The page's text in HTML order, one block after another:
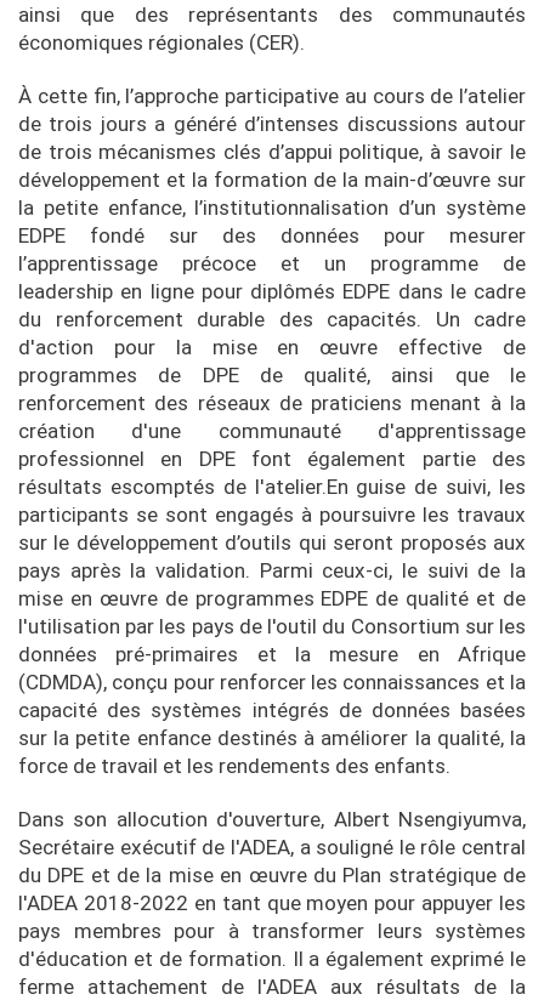
ainsi que des représentants des communautés
économiques régionales (CER).
À cette fin, l’approche participative au cours de l’atelier
de trois jours a généré d’intenses discussions autour
de trois mécanismes clés d’appui politique, à savoir le
développement et la formation de la main-d’œuvre sur
la petite enfance, l’institutionnalisation d’un système
EDPE fondé sur des données pour mesurer
l’apprentissage précoce et un programme de
leadership en ligne pour diplômés EDPE dans le cadre
du renforcement durable des capacités. Un cadre
d'action pour la mise en œuvre effective de
programmes de DPE de qualité, ainsi que le
renforcement des réseaux de praticiens menant à la
création d'une communauté d'apprentissage
professionnel en DPE font également partie des
résultats escomptés de l'atelier.En guise de suivi, les
participants se sont engagés à poursuivre les travaux
sur le développement d’outils qui seront proposés aux
pays après la validation. Parmi ceux-ci, le suivi de la
mise en œuvre de programmes EDPE de qualité et de
l'utilisation par les pays de l'outil du Consortium sur les
données pré-primaires et la mesure en Afrique
(CDMDA), conçu pour renforcer les connaissances et la
capacité des systèmes intégrés de données basées
sur la petite enfance destinés à améliorer la qualité, la
force de travail et les rendements des enfants.
Dans son allocution d'ouverture, Albert Nsengiyumva,
Secrétaire exécutif de l'ADEA, a souligné le rôle central
du DPE et de la mise en œuvre du Plan stratégique de
l'ADEA 2018-2022 en tant que moyen pour appuyer les
pays membres pour à transformer leurs systèmes
d'éducation et de formation. Il a également exprimé le
ferme attachement de l'ADEA aux résultats de la